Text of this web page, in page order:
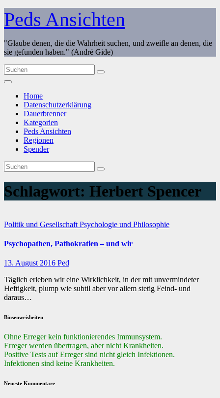
Zum
Inhalt
springen
Peds Ansichten
"Glaube denen, die die Wahrheit suchen, und zweifle an denen, die
sie gefunden haben." (André Gide)
Home
Datenschutzerklärung
Dauerbrenner
Kategorien
Peds Ansichten
Regionen
Spender
Schlagwort: Herbert Spencer
Politik und Gesellschaft Psychologie und Philosophie
Psychopathen, Pathokratien – und wir
13. August 2016 Ped
Täglich erleben wir eine Wirklichkeit, in der mit unvermindeter
Heftigkeit, plump wie subtil aber vor allem stetig Feind- und
daraus…
Binsenweisheiten
Ohne Erreger kein funktionierendes Immunsystem.
Erreger werden übertragen, aber nicht Krankheiten.
Positive Tests auf Erreger sind nicht gleich Infektionen.
Infektionen sind keine Krankheiten.
Neueste Kommentare